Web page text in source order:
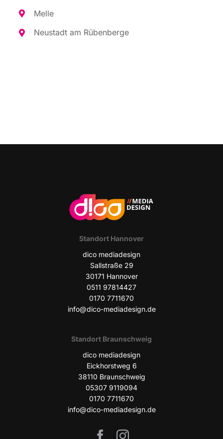
Mel­le
Neu­stadt am Rübenberge
Stand­ort Hannover
dico media­de­sign
Sall­stra­ße 29
30171 Han­no­ver
0511 97814427
0170 7711670
info@dico-mediadesign.de
Stand­ort Braunschweig
dico media­de­sign
Eick­horst­weg 6
38110 Braun­schweig
05307 9119094
0170 7711670
info@dico-mediadesign.de